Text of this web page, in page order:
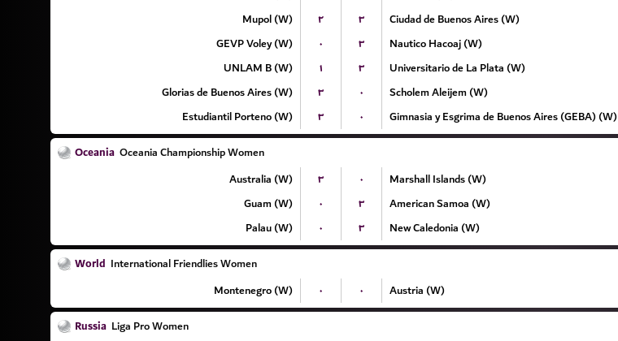
Mupol (W)
۲ ۳ Ciudad de Buenos Aires (W)
GEVP Voley (W)
۰ ۳ Nautico Hacoaj (W)
UNLAM B (W)
۱ ۳ Universitario de La Plata (W)
Glorias de Buenos Aires (W)
۳ ۰ Scholem Aleijem (W)
Estudiantil Porteno (W)
۳ ۰ Gimnasia y Esgrima de Buenos Aires (GEBA) (W)
Oceania Oceania Championship Women
Australia (W)
۳ ۰ Marshall Islands (W)
Guam (W)
۰ ۳ American Samoa (W)
Palau (W)
۰ ۳ New Caledonia (W)
World International Friendlies Women
Montenegro (W)
۰ ۰ Austria (W)
Russia Liga Pro Women